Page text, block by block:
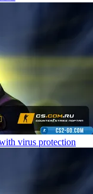
virus protection